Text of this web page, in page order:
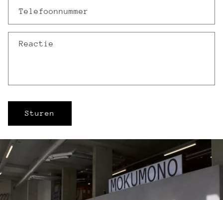
Telefoonnummer
Reactie
Sturen